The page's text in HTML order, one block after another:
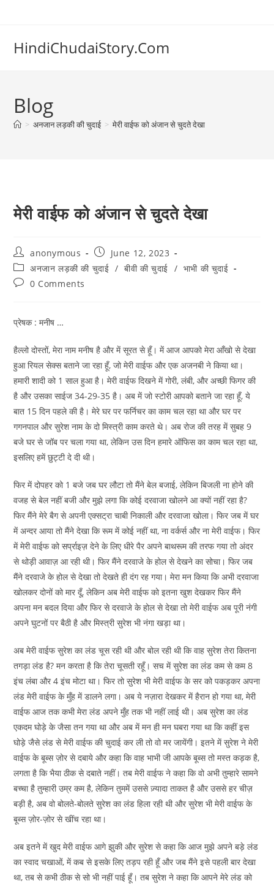
HindiChudaiStory.Com
Blog
> अनजान लड़की की चुदाई > मेरी वाईफ को अंजान से चुदते देखा
मेरी वाईफ को अंजान से चुदते देखा
Post
author:
anonymous
Post
published:
June 12, 2023
Post
category:
अनजान लड़की की चुदाई / बीवी की चुदाई / भाभी की चुदाई
Post0 Comments
प्रेषक : मनीष …
हैल्लो दोस्तों, मेरा नाम मनीष है और में सूरत से हूँ। में आज आपको मेरा आँखो से देखा
हुआ रियल सेक्स बताने जा रहा हूँ, जो मेरी वाईफ और एक अजनबी ने किया था।
हमारी शादी को 1 साल हुआ है। मेरी वाईफ दिखने में गोरी, लंबी, और अच्छी फिगर की
है और उसका साईज 34-29-35 है। अब में जो स्टोरी आपको बताने जा रहा हूँ, ये
बात 15 दिन पहले की है। मेरे घर पर फर्निचर का काम चल रहा था और घर पर
गगनपाल और सुरेश नाम के दो मिस्त्री काम करते थे। अब रोज की तरह में सुबह 9
बजे घर से जॉब पर चला गया था, लेकिन उस दिन हमारे ऑफिस का काम चल रहा था,
इसलिए हमें छुट्टी दे दी थी।
फिर में दोपहर को 1 बजे जब घर लौटा तो मैंने बेल बजाई, लेकिन बिजली ना होने की
वजह से बेल नहीं बजी और मुझे लगा कि कोई दरवाजा खोलने आ क्यों नहीं रहा है?
फिर मैंने मेरे बैग से अपनी एक्सट्रा चाबी निकाली और दरवाजा खोला। फिर जब में घर
में अन्दर आया तो मैंने देखा कि रूम में कोई नहीं था, ना वर्कर्स और ना मेरी वाईफ। फिर
में मेरी वाईफ को सर्प्राइज़ देने के लिए धीरे पैर अपने बाथरूम की तरफ गया तो अंदर
से थोड़ी आवाज़ आ रही थी। फिर मैंने दरवाजे के होल से देखने का सोचा। फिर जब
मैंने दरवाजे के होल से देखा तो देखते ही दंग रह गया। मेरा मन किया कि अभी दरवाजा
खोलकर दोनों को मार दूँ, लेकिन अब मेरी वाईफ को इतना खुश देखकर फिर मैंने
अपना मन बदल दिया और फिर से दरवाजे के होल से देखा तो मेरी वाईफ अब पूरी नंगी
अपने घुटनों पर बैठी है और मिस्त्री सुरेश भी नंगा खड़ा था।
अब मेरी वाईफ सुरेश का लंड चूस रही थी और बोल रही थी कि वाह सुरेश तेरा कितना
तगड़ा लंड है? मन करता है कि तेरा चूसती रहूँ। सच में सुरेश का लंड कम से कम 8
इंच लंबा और 4 इंच मोटा था। फिर तो सुरेश भी मेरी वाईफ के सर को पकड़कर अपना
लंड मेरी वाईफ के मुँह में डालने लगा। अब ये नज़ारा देखकर में हैरान हो गया था, मेरी
वाईफ आज तक कभी मेरा लंड अपने मुँह तक भी नहीं लाई थी। अब सुरेश का लंड
एकदम घोड़े के जैसा तन गया था और अब में मन ही मन घबरा गया था कि कहीं इस
घोड़े जैसे लंड से मेरी वाईफ की चुदाई कर ली तो वो मर जायेंगी। इतने में सुरेश ने मेरी
वाईफ के बूब्स ज़ोर से दबाये और कहा कि वाह भाभी जी आपके बूब्स तो मस्त कड़क है,
लगता है कि भैया ठीक से दबाते नहीं। तब मेरी वाईफ ने कहा कि वो अभी तुम्हारे सामने
बच्चा है तुम्हारी उम्र कम है, लेकिन तुममें उससे ज़्यादा ताकत है और उससे हर चीज़
बड़ी है, अब वो बोलते-बोलते सुरेश का लंड हिला रही थी और सुरेश भी मेरी वाईफ के
बूब्स ज़ोर-ज़ोर से खींच रहा था।
अब इतने में खुद मेरी वाईफ आगे झुकी और सुरेश से कहा कि आज मुझे अपने बड़े लंड
का स्वाद चखाओं, में कब से इसके लिए तड़प रही हूँ और जब मैंने इसे पहली बार देखा
था, तब से कभी ठीक से सो भी नहीं पाई हूँ। तब सुरेश ने कहा कि आपने मेरे लंड को